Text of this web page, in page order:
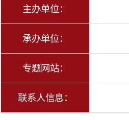
主办单位：
承办单位：
专题网站：
联系人信息：